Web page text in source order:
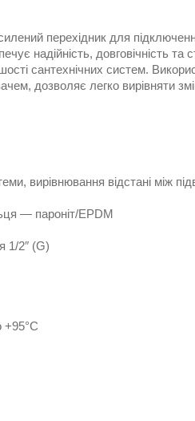
перехідник для
надійність, довговічність та
сантехнічних систем.
дозволяє легко вирівняти
вирівнювання відстані між
— пароніт/EPDM
1/2″ (G)
+95°C